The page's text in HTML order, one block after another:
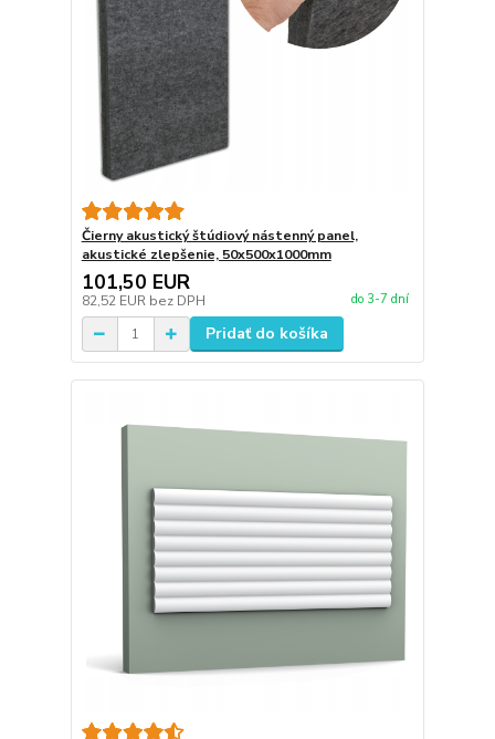
Čierny akustický štúdiový nástenný panel,
akustické zlepšenie, 50x500x1000mm
101,50 EUR
82,52 EUR bez DPH do 3-7 dní
Pridať do košíka